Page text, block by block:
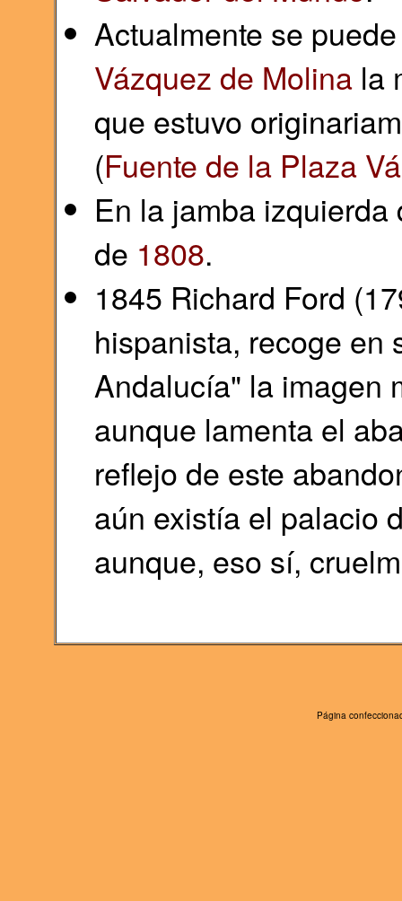
Actualmente se
Vázquez de Molinala
que estuvo
(Fuente de la Plaza
En la jamba
de 1808.
1845 Richard Ford
hispanista, recoge en
Andalucía" la imagen
aunque lamenta el
reflejo de este
aún existía el palacio
aunque, eso sí,
Página